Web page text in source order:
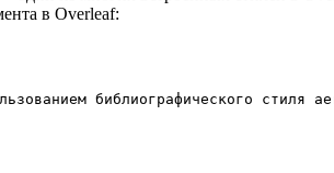
в Overleaf:
библиографического стиля